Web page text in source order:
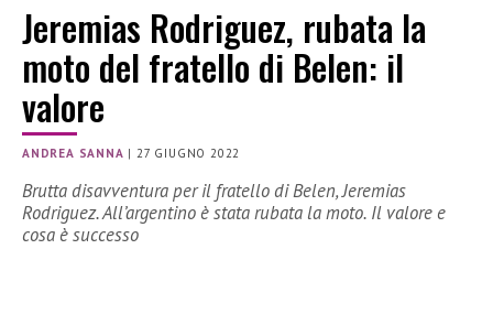
Jeremias Rodriguez, rubata la
moto del fratello di Belen: il
valore
ANDREA SANNA |27 GIUGNO 2022
Brutta disavventura per il fratello di Belen, Jeremias
Rodriguez. All’argentino è stata rubata la moto. Il valore e
cosa è successo